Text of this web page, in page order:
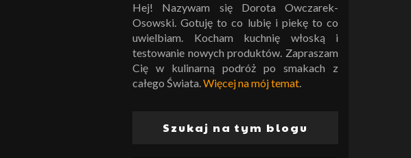
Hej! Nazywam się Dorota Owczarek-
Osowski. Gotuję to co lubię i piekę to co
uwielbiam. Kocham kuchnię włoską i
testowanie nowych produktów. Zapraszam
Cię w kulinarną podróż po smakach z
całego Świata.Więcej na mój temat.
Szukaj na tym blogu